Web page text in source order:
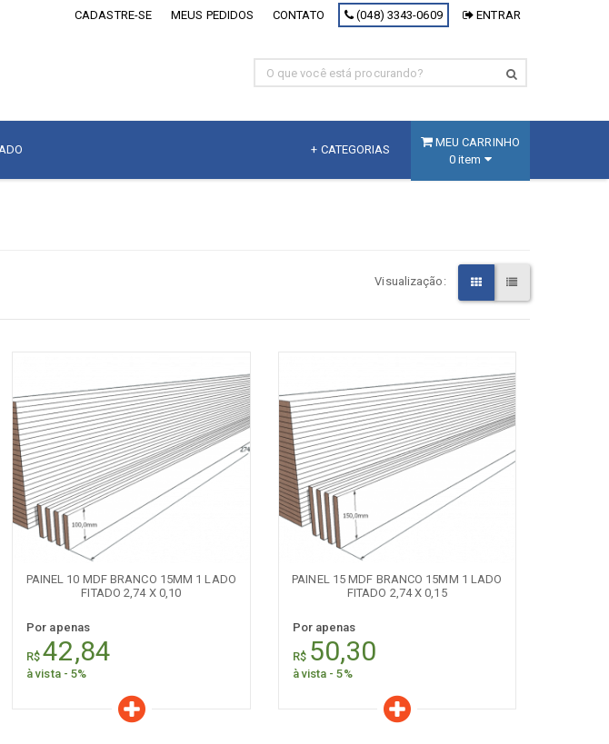
CADASTRE-SE MEUS PEDIDOS CONTATO (048) 3343-0609 ENTRAR
MEU CARRINHO
0 item
+ CATEGORIAS
Compensado Naval Revestido
Naval
Comum
MDF DecorativoVisualização:
PAINEL 10 MDF BRANCO 15MM 1 LADO
FITADO 2,74 X 0,10
Por apenas
R$42,84
à vista - 5%
Características
Quantidade:
+
PAINEL 15 MDF BRANCO 15MM 1 LADO
FITADO 2,74 X 0,15
Por apenas
R$ 50,30
à vista - 5%
Características
Quantidade: